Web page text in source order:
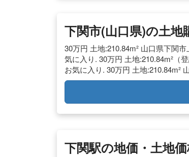
下関市(山口県)の土地
30万円 土地:210.84m² 山口県下関
気に入り. 30万円 土地:210.84m²（
お気に入り. 30万円 土地:210.84m²
下関駅の地価・土地